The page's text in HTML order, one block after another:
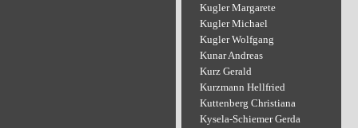
Kugler Margarete
Kugler Michael
Kugler Wolfgang
Kunar Andreas
Kurz Gerald
Kurzmann Hellfried
Kuttenberg Christiana
Kysela-Schiemer Gerda